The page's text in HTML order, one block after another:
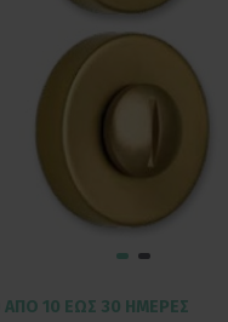
ΑΠΌ 10 ΈΩΣ 30 ΗΜΈΡΕΣ